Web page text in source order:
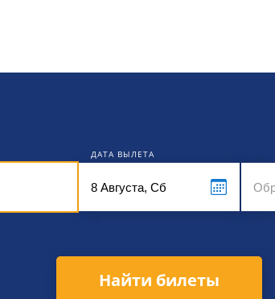
ДАТА ВЫЛЕТА
Найти билеты